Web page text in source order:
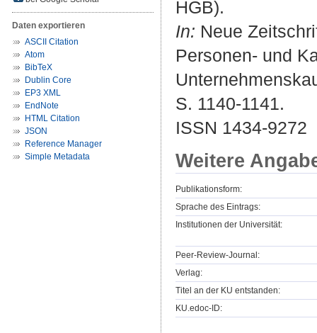
Daten exportieren
ASCII Citation
Atom
BibTeX
Dublin Core
EP3 XML
EndNote
HTML Citation
JSON
Reference Manager
Simple Metadata
HGB).
In: Neue
Personen- und
S. 1140-1141.
ISSN 1434-9272
Weitere
Publikationsform:
Sprache des Eintrags:
Institutionen der Universität:
Peer-Review-Journal:
Verlag:
Titel an der KU entstanden:
KU.edoc-ID: